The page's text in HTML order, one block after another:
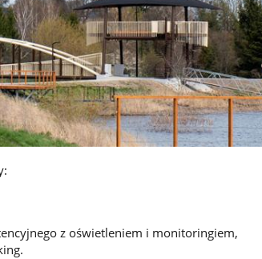
z oświetleniem i monitoringiem,